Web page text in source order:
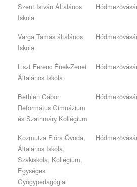
Szent István Általános
Iskola
Varga Tamás általános
Iskola
Liszt Ferenc Ének-Zenei
Általános Iskola
Bethlen Gábor
Református Gimnázium
és Szathmáry Kollégium
Kozmutza Flóra Óvoda,
Általános Iskola,
Szakiskola, Kollégium,
Egységes
Gyógypedagógiai